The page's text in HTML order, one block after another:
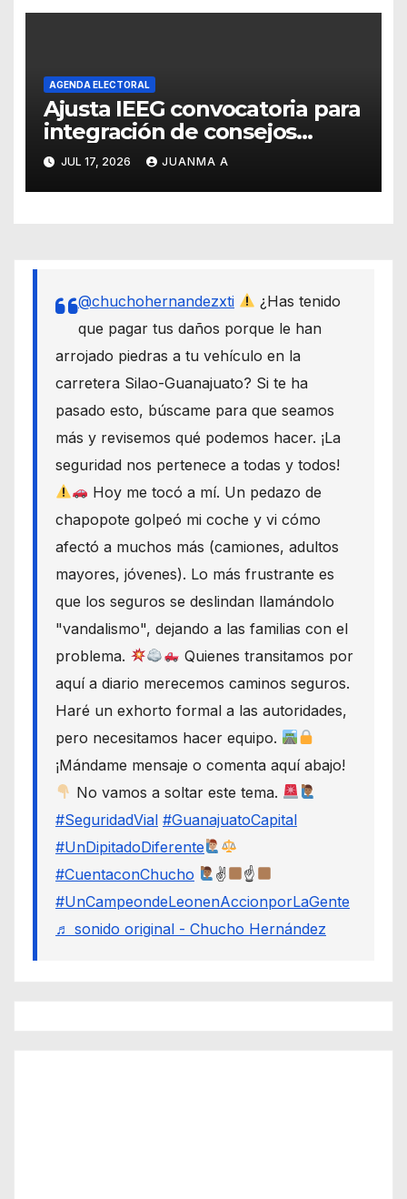
AGENDA ELECTORAL
Ajusta IEEG convocatoria para
integración de consejos
distritales y municipales
JUL 17, 2026 JUANMA A
@chuchohernandezxti
¿Has tenido
que pagar tus daños porque le han
arrojado piedras a tu vehículo en la
carretera Silao-Guanajuato? Si te ha
pasado esto, búscame para que seamos
más y revisemos qué podemos hacer. ¡La
seguridad nos pertenece a todas y todos!
Hoy me tocó a mí. Un pedazo de
chapopote golpeó mi coche y vi cómo
afectó a muchos más (camiones, adultos
mayores, jóvenes). Lo más frustrante es
que los seguros se deslindan llamándolo
"vandalismo", dejando a las familias con el
problema.
Quienes transitamos por
aquí a diario merecemos caminos seguros.
Haré un exhorto formal a las autoridades,
pero necesitamos hacer equipo.
¡Mándame mensaje o comenta aquí abajo!
No vamos a soltar este tema.
#SeguridadVial #GuanajuatoCapital
#UnDipitadoDiferente
#CuentaconChucho
✌
☝
#UnCampeondeLeonenAccionporLaGente
♬ sonido original - Chucho Hernández